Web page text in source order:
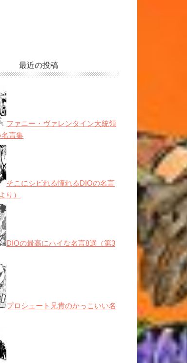
最近の投稿
ファニー・ヴァレンタイン大統領
言集
そこにシビれる憧れるDIOの名言
り）
DIOの最高にハイな名言8選（第3
プロシュート兄貴のかっこいい名